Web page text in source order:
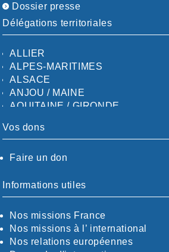
Dossier presse
Délégations territoriales
ALLIER
ALPES-MARITIMES
ALSACE
ANJOU / MAINE
AQUITAINE / GIRONDE
AUDE
CALVADOS-ORNE
CHARENTE-MARITIME
CÖTE-D'OR
CÖTES-D'ARMOR
DORDOGNE
DRÖME / ARDÈCHE
ESSONNE
Vos dons
Faire un don
Informations utiles
Nos missions France
Nos missions à l’ international
Nos relations européennes